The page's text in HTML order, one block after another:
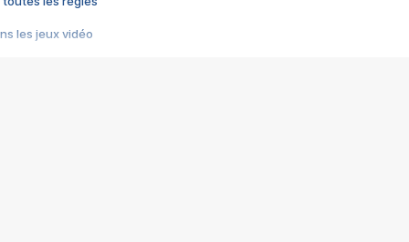
les jeux vidéo